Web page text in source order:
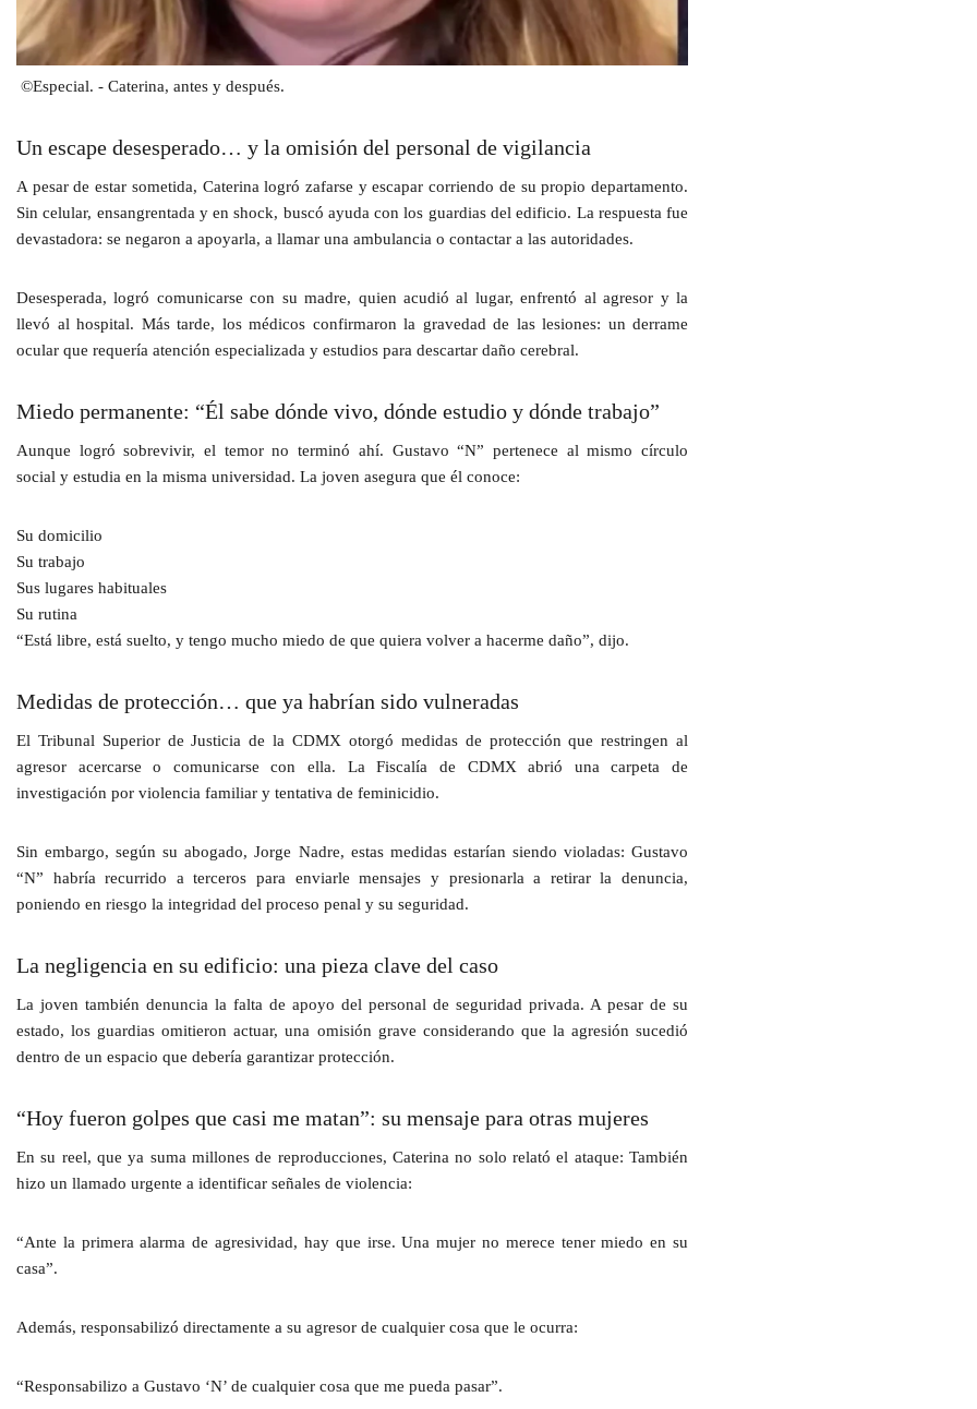
©Especial. - Caterina, antes y después.
Un escape desesperado… y la omisión del personal de vigilancia
A pesar de estar sometida, Caterinalogró zafarse y escapar corriendo de su propio departamento.
Sin celular, ensangrentada y en shock, buscó ayuda con los guardias del edificio. La respuesta fue
devastadora: se negaron a apoyarla, a llamar una ambulancia o contactar a las autoridades.
Desesperada, logró comunicarse con su madre, quien acudió al lugar, enfrentó al agresor y la
llevó al hospital. Más tarde, los médicos confirmaron la gravedad de las lesiones: un derrame
ocular que requería atención especializada y estudios para descartar daño cerebral.
Miedo permanente: “Él sabe dónde vivo, dónde estudio y dónde trabajo”
Aunque logró sobrevivir, el temor no terminó ahí. Gustavo “N” pertenece al mismo círculo
social y estudia en la misma universidad. La joven asegura que él conoce:
Su domicilio
Su trabajo
Sus lugares habituales
Su rutina
“Está libre, está suelto, y tengo mucho miedo de que quiera volver a hacerme daño”, dijo.
Medidas de protección… que ya habrían sido vulneradas
El Tribunal Superior de Justicia de la CDMX otorgó medidas de protección que restringen al
agresor acercarse o comunicarse con ella. LaFiscalía de CDMXabrió una carpeta de
investigación por violencia familiar y tentativa de feminicidio.
Sin embargo, según su abogado,Jorge Nadre, estas medidas estarían siendo violadas: Gustavo
“N” habría recurrido a terceros para enviarle mensajes y presionarla a retirar la denuncia,
poniendo en riesgo la integridad del proceso penal y su seguridad.
La negligencia en su edificio: una pieza clave del caso
La joven también denuncia la falta de apoyo del personal de seguridad privada. A pesar de su
estado,los guardias omitieron actuar, una omisión grave considerando que la agresión sucedió
dentro de un espacio que debería garantizar protección.
“Hoy fueron golpes que casi me matan”: su mensaje para otras mujeres
En su reel, que ya suma millones de reproducciones, Caterina no solo relató el ataque: También
hizo un llamado urgente a identificar señales de violencia:
“Ante la primera alarma de agresividad, hay que irse. Una mujer no merece tener miedo en su
casa”.
Además, responsabilizó directamente a su agresor de cualquier cosa que le ocurra:
“Responsabilizo a Gustavo ‘N’ de cualquier cosa que me pueda pasar”.